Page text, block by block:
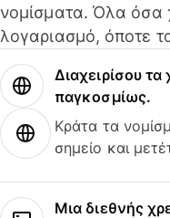
νομίσματα. Όλα όσα
λογαριασμό, όποτε
Διαχειρίσου
παγκοσμίως.
Κράτα τα
σημείο και
Μια διεθνής